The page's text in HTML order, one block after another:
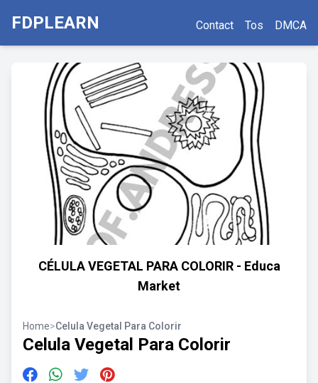
FDPLEARN Contact Tos DMCA
CÉLULA VEGETAL PARA COLORIR - Educa
Market
Home>Celula Vegetal Para Colorir
Celula Vegetal Para Colorir